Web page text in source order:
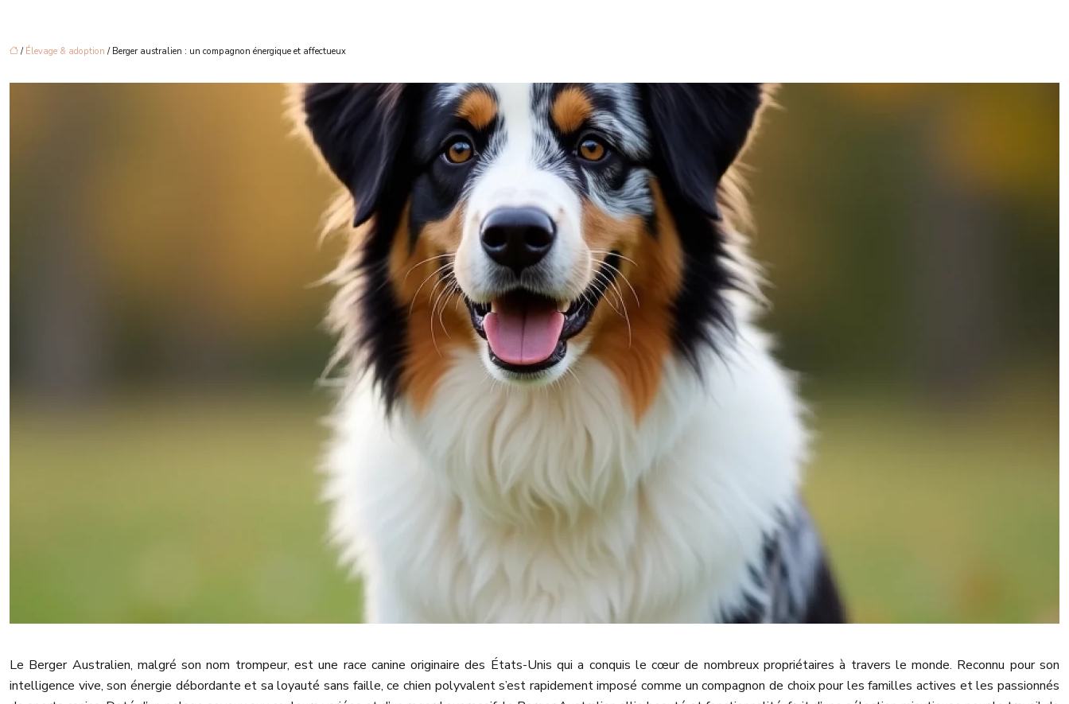
/ Élevage & adoption / Berger australien : un compagnon énergique et affectueux
Le Berger Australien, malgré son nom trompeur, est une race canine originaire des États-Unis qui a conquis le cœur de nombreux propriétaires à travers le monde. Reconnu pour son
intelligence vive, son énergie débordante et sa loyauté sans faille, ce chien polyvalent s’est rapidement imposé comme un compagnon de choix pour les familles actives et les passionnés